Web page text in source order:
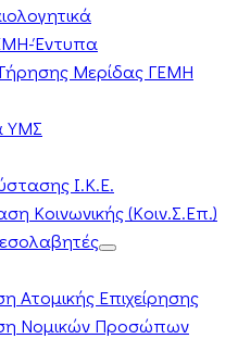
Έντυπα
Μερίδας ΓΕΜΗ
ΥΜΣ
Ι.Κ.Ε.
Κοινωνικής (Κοιν.Σ.Επ.)
Ατομικής Επιχείρησης
Νομικών Προσώπων